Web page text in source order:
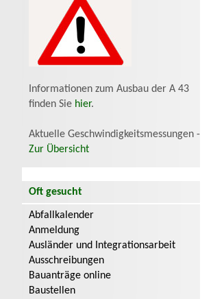
Informationen zum Ausbau der A 43
finden Sie hier.
Aktuelle Geschwindigkeitsmessungen -
Zur Übersicht
Oft gesucht
Abfallkalender
Anmeldung
Ausländer und Integrationsarbeit
Ausschreibungen
Bauanträge online
Baustellen